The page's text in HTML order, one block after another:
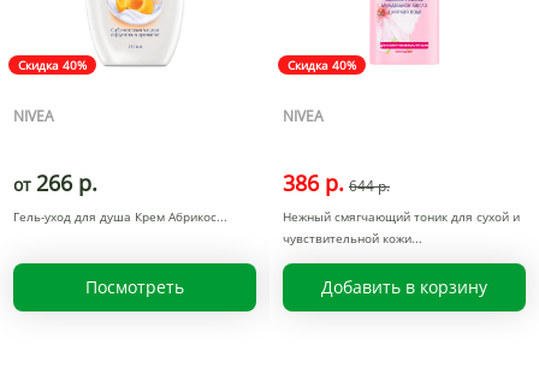
Скидка 40%
NIVEA
от 266 р.
Гель-уход для душа Крем Абрикос
Посмотреть
Скидка 40%
NIVEA
386 р. 644 р.
Нежный смягчающий тоник для сухой и
чувствительной кожи
Добавить в корзину